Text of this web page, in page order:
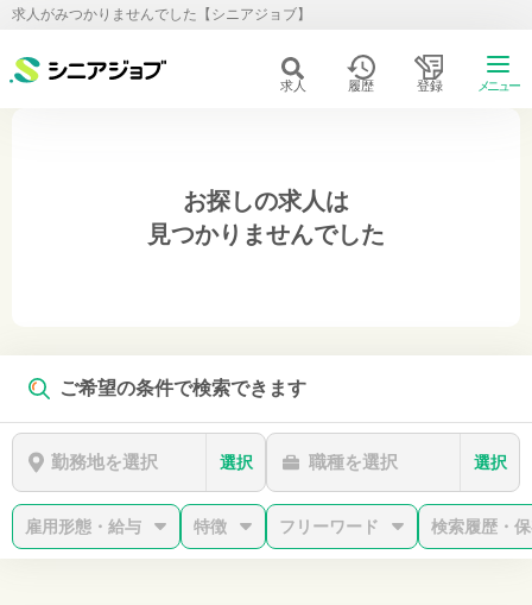
求人がみつかりませんでした【シニアジョブ】
求人 履歴 登録 メニュー
お探しの求人は
見つかりませんでした
ご希望の条件で検索できます
勤務地を選択 選択 職種を選択 選択
雇用形態・給与 特徴 フリーワード 検索履歴・